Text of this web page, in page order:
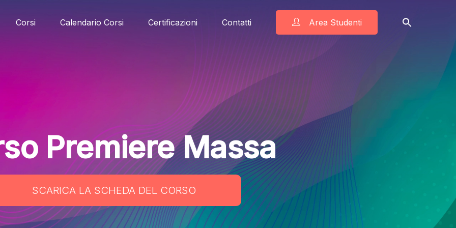
Corsi Calendario Corsi Certificazioni Contatti Area Studenti
Premiere Massa
SCARICA LA SCHEDA DEL CORSO